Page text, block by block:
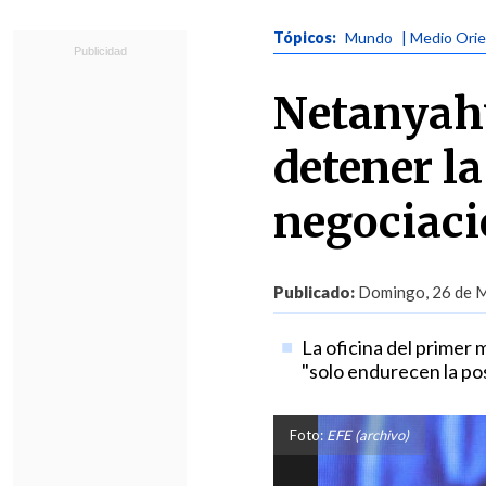
Tópicos: Mundo | Medio
detener
Publicado: Domingo, 26 de
La oficina del primer
"solo endurecen la
Foto: EFE (archivo)